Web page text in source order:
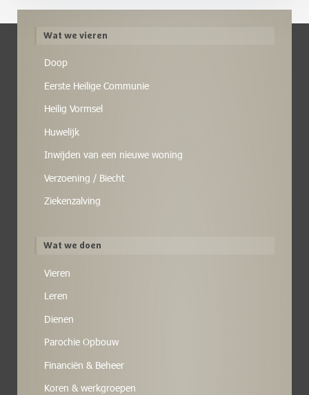
Wat we vieren
Doop
Eerste Heilige Communie
Heilig Vormsel
Huwelijk
Inwijden van een nieuwe woning
Verzoening / Biecht
Ziekenzalving
Wat we doen
Vieren
Leren
Dienen
Parochie Opbouw
Financiën & Beheer
Koren & werkgroepen